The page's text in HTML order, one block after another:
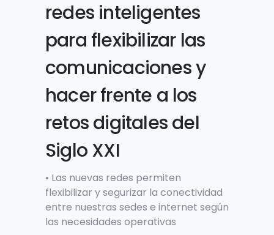
redes inteligentes
para flexibilizar las
comunicaciones y
hacer frente a los
retos digitales del
Siglo XXI
• Las nuevas redes permiten
flexibilizar y segurizar la conectividad
entre nuestras sedes e internet según
las necesidades operativas